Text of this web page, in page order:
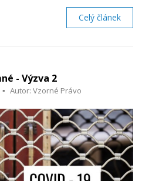
Celý článek
- Výzva 2
Autor: Vzorné Právo